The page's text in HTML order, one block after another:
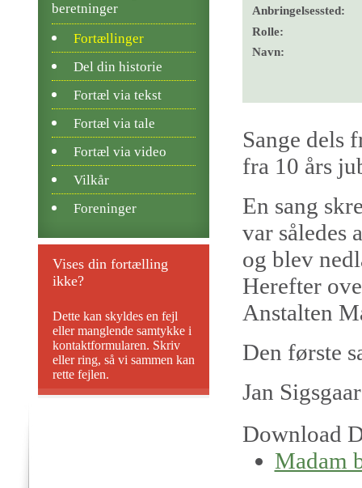
Anbringelsessted:
Rolle:
Navn:
Sange dels
fra 10 års
En sang
var således
og blev
Herefter
Anstalten
Den første
Jan
Download
Madam
beretninger
Fortællinger
Del din historie
Fortæl via tekst
Fortæl via tale
Fortæl via video
Vilkår
Foreninger
Vises din fortælling
ikke?
Dette kan skyldes en fejl
eller manglende samtykke i
kontaktformularen. Skriv
eller ring, så vi sammen kan
rette fejlen.